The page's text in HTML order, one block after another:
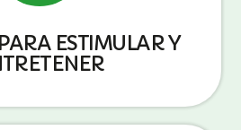
ESTIMULAR Y